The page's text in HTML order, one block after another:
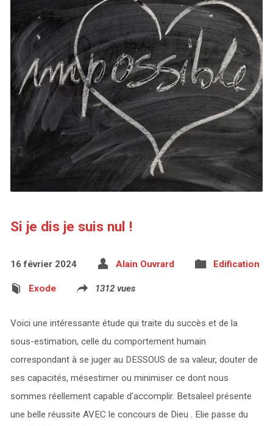
Si je dis je suis nul !
16 février 2024 Alain Ouvrard Edification
Exode 1312 vues
Voici une intéressante étude qui traite du succès et de la
sous-estimation, celle du comportement humain
correspondant à se juger au DESSOUS de sa valeur, douter de
ses capacités, mésestimer ou minimiser ce dont nous
sommes réellement capable d’accomplir. Betsaleel présente
une belle réussite AVEC le concours de Dieu . Elie passe du